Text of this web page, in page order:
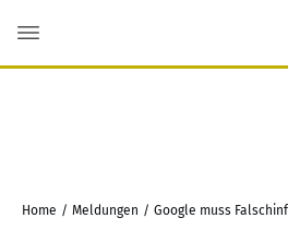
Home / Meldungen /